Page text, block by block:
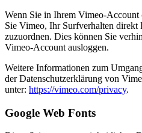
Wenn Sie in Ihrem Vimeo-Account
Sie Vimeo, Ihr Surfverhalten direkt
zuzuordnen. Dies können Sie
Vimeo-Account ausloggen.
Weitere Informationen zum
der Datenschutzerklärung von
unter: https://vimeo.com/privacy.
Google Web Fonts